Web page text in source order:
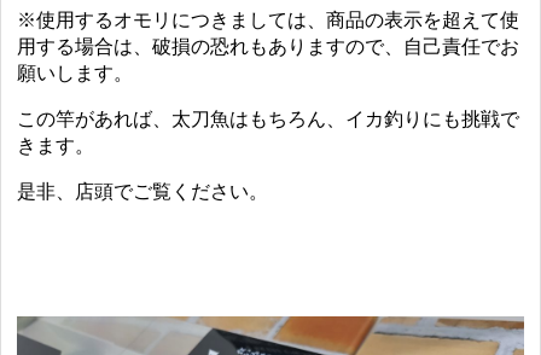
※使用するオモリにつきましては、商品の表示を超えて使
用する場合は、破損の恐れもありますので、自己責任でお
願いします。
この竿があれば、太刀魚はもちろん、イカ釣りにも挑戦で
きます。
是非、店頭でご覧ください。